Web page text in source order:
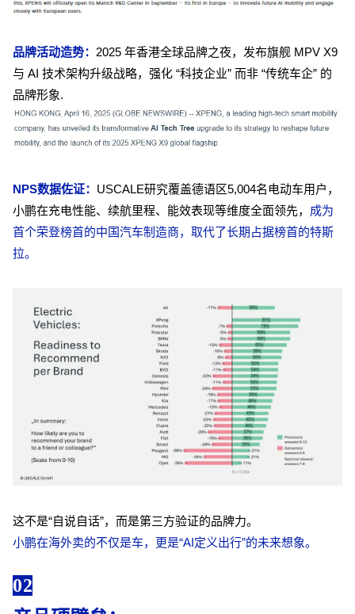
品牌活动造势： 2025 年香港全球品牌之夜，发布旗舰 MPV X9
与 AI 技术架构升级战略，强化 “科技企业” 而非 “传统车企” 的
品牌形象.
NPS数据佐证： USCALE研究覆盖德语区5,004名电动车用户，
小鹏在充电性能、续航里程、能效表现等维度全面领先， 成为
首个荣登榜首的中国汽车制造商，取代了长期占据榜首的特斯
拉。
这不是“自说自话”，而是第三方验证的品牌力。
小鹏在海外卖的不仅是车，更是“AI定义出行”的未来想象。
02